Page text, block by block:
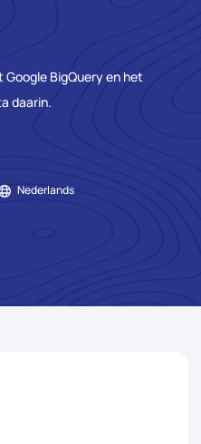
Google BigQuery en het
daarin.
Nederlands